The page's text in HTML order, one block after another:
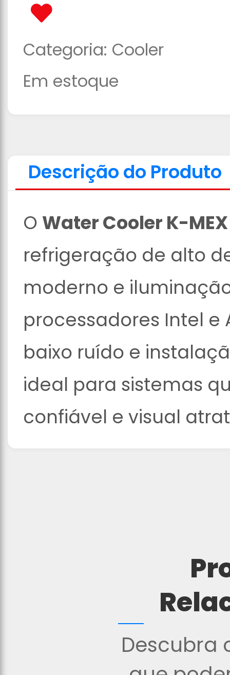
Categoria: Cooler
Em estoque
Descrição do Produto
O Water Cooler K-
refrigeração de alto
moderno e
processadores Intel e
baixo ruído e
ideal para sistemas
confiável e visual
Descubra